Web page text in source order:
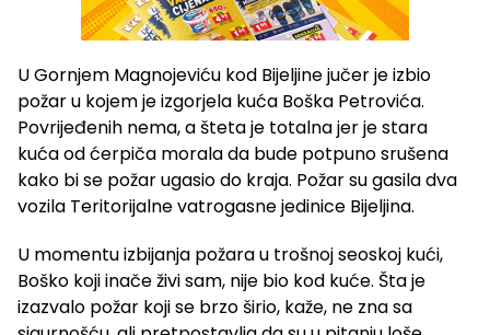
U Gornjem Magnojeviću kod Bijeljine jučer je izbio
požar u kojem je izgorjela kuća Boška Petrovića.
Povrijeđenih nema, a šteta je totalna jer je stara
kuća od ćerpiča morala da bude potpuno srušena
kako bi se požar ugasio do kraja. Požar su gasila dva
vozila Teritorijalne vatrogasne jedinice Bijeljina.
U momentu izbijanja požara u trošnoj seoskoj kući,
Boško koji inače živi sam, nije bio kod kuće. Šta je
izazvalo požar koji se brzo širio, kaže, ne zna sa